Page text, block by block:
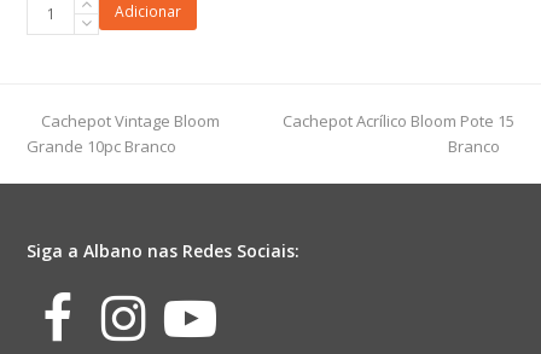
Lilás
quantidade
Adicionar
previous
post:
Cachepot Vintage Bloom
Grande 10pc Branco
next
Cachepot Acrílico Bloom Pote 15
Branco
Siga a Albano nas Redes Sociais:
Facebook
Instagram
Youtube